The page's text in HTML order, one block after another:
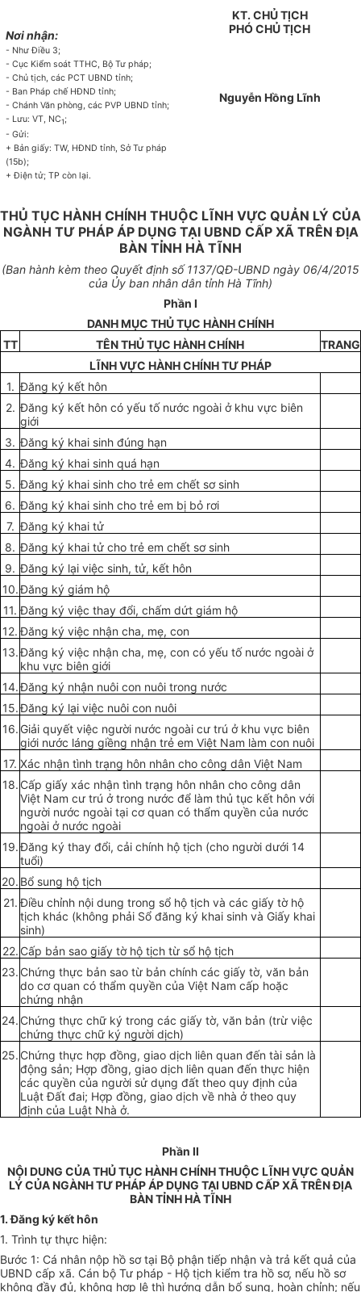
Nơi nhận:
- Như Điều 3;
- Cục Kiểm soát TTHC, Bộ Tư pháp;
- Chủ tịch, các PCT UBND tỉnh;
- Ban Pháp chế HĐND tỉnh;
- Chánh Văn phòng, các PVP UBND tỉnh;
- Lưu: VT, NC1;
- Gửi:
+ Bản giấy: TW, HĐND tỉnh, Sở Tư pháp
(15b);
+ Điện tử; TP còn lại.
KT. CHỦ TỊCH
PHÓ CHỦ TỊCH
Nguyễn Hồng Lĩnh
THỦ TỤC HÀNH CHÍNH THUỘC LĨNH VỰC QUẢN LÝ CỦA
NGÀNH TƯ PHÁP ÁP DỤNG TẠI UBND CẤP XÃ TRÊN ĐỊA
BÀN TỈNH HÀ TĨNH
(Ban hành kèm theo Quyết định số1137/QĐ-UBND ngày 06/4/2015
của Ủy ban nhân dân tỉnh Hà Tĩnh)
Phần I
DANH MỤC THỦ TỤC HÀNH CHÍNH
TT
TÊN THỦ TỤC HÀNH CHÍNH
TRANG
LĨNH VỰC HÀNH CHÍNH TƯ PHÁP
1. Đăng ký kết hôn
2. Đăng ký kết hôn có yếu tố nước ngoài ở khu vực biên
giới
3. Đăng ký khai sinh đúng hạn
4. Đăng ký khai sinh quá hạn
5. Đăng ký khai sinh cho trẻ em chết sơ sinh
6. Đăng ký khai sinh cho trẻ em bị bỏ rơi
7. Đăng ký khai tử
8. Đăng ký khai tử cho trẻ em chết sơ sinh
9. Đăng ký lại việc sinh, tử, kết hôn
10.Đăng ký giám hộ
11. Đăng ký việc thay đổi, chấm dứt giám hộ
12. Đăng ký việc nhận cha, mẹ, con
13.Đăng ký việc nhận cha, mẹ, con có yếu tố nước ngoài ở
khu vực biên giới
14.Đăng ký nhận nuôi con nuôi trong nước
15.Đăng ký lại việc nuôi con nuôi
16. Giải quyết việc người nước ngoài cư trú ở khu vực biên
giới nước láng giềng nhận trẻ em Việt Nam làm con nuôi
17. Xác nhận tình trạng hôn nhân cho công dân Việt Nam
18. Cấp giấy xác nhận tình trạng hôn nhân cho công dân
Việt Nam cư trú ở trong nước để làm thủ tục kết hôn với
người nước ngoài tại cơ quan có thẩm quyền của nước
ngoài ở nước ngoài
19.Đăng ký thay đổi, cải chính hộ tịch (cho người dưới 14
tuổi)
20. Bổ sung hộ tịch
21. Điều chỉnh nội dung trong sổ hộ tịch và các giấy tờ hộ
tịch khác (không phải Sổ đăng ký khai sinh và Giấy khai
sinh)
22. Cấp bản sao giấy tờ hộ tịch từ sổ hộ tịch
23. Chứng thực bản sao từ bản chính các giấy tờ, văn bản
do cơ quan có thẩm quyền của Việt Nam cấp hoặc
chứng nhận
24. Chứng thực chữ ký trong các giấy tờ, văn bản (trừ việc
chứng thực chữ ký người dịch)
25. Chứng thực hợp đồng, giao dịch liên quan đến tài sản là
động sản; Hợp đồng, giao dịch liên quan đến thực hiện
các quyền của người sử dụng đất theo quy định của
Luật Đất đai; Hợp đồng, giao dịch về nhà ở theo quy
định của Luật Nhà ở.
Phần II
NỘI DUNG CỦA THỦ TỤC HÀNH CHÍNH THUỘC LĨNH VỰC QUẢN
LÝ CỦA NGÀNH TƯ PHÁP ÁP DỤNG TẠI UBND CẤP XÃ TRÊN ĐỊA
BÀN TỈNH HÀ TĨNH
1. Đăng ký kết hôn
1. Trình tự thực hiện:
Bước 1: Cá nhân nộp hồ sơ tại Bộ phận tiếp nhận và trả kết quả của
UBND cấp xã. Cán bộ Tư pháp - Hộ tịch kiểm tra hồ sơ, nếu hồ sơ
không đầy đủ, không hợp lệ thì hướng dẫn bổ sung, hoàn chỉnh; nếu